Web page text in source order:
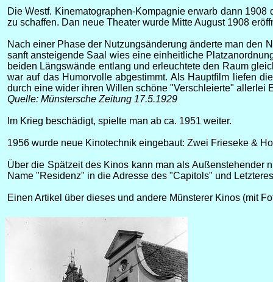
Die Westf. Kinematographen-Kompagnie erwarb dann
zu schaffen. Dan neue Theater wurde Mitte August 1908
Nach einer Phase der Nutzungsänderung änderte man den
sanft ansteigende Saal wies eine einheitliche
beiden Längswände entlang und erleuchtete den Raum
war auf das Humorvolle abgestimmt. Als Hauptfilm liefen
durch eine wider ihren Willen schöne "Verschleierte" allerlei
Quelle: Münstersche Zeitung 17.5.1929
Im Krieg beschädigt, spielte man ab ca. 1951 weiter.
1956 wurde neue Kinotechnik eingebaut: Zwei Frieseke &
Über die Spätzeit des Kinos kann man als Außenstehender
Name "Residenz" in die Adresse des "Capitols" und
Einen Artikel über dieses und andere Münsterer Kinos (mit